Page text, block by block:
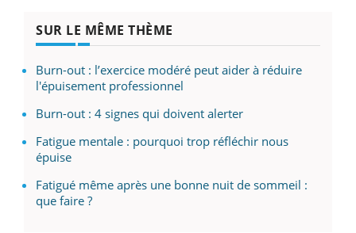
SUR LE MÊME THÈME
Burn-out : l’exercice modéré peut aider à réduire
l'épuisement professionnel
Burn-out : 4 signes qui doivent alerter
Fatigue mentale : pourquoi trop réfléchir nous
épuise
Fatigué même après une bonne nuit de sommeil :
que faire ?